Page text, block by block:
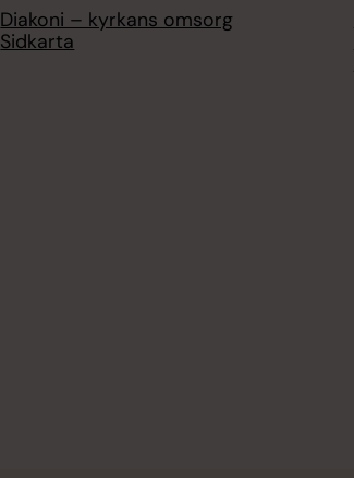
Diakoni – kyrkans omsorg
Sidkarta